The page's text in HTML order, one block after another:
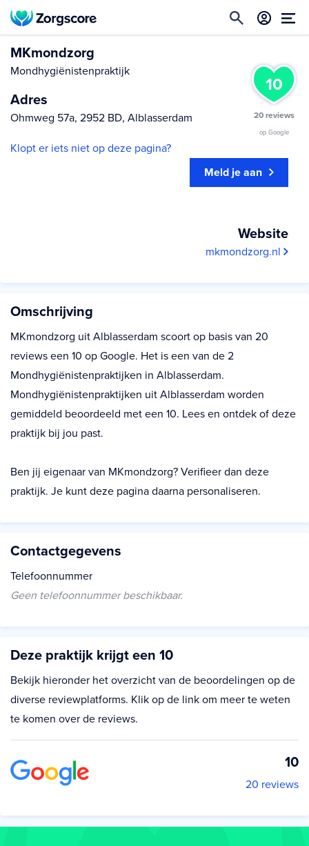
10
20 reviews
op Google
MKmondzorg
Mondhygiënistenpraktijk
Adres
Ohmweg 57a, 2952 BD, Alblasserdam
Klopt er iets niet op deze pagina?
Meld je aan
Website
mkmondzorg.nl
Omschrijving
MKmondzorg uit Alblasserdam scoort op basis van 20
reviews een 10 op Google. Het is een van de 2
Mondhygiënistenpraktijken in Alblasserdam.
Mondhygiënistenpraktijken uit Alblasserdam worden
gemiddeld beoordeeld met een 10. Lees en ontdek of deze
praktijk bij jou past.
Ben jij eigenaar van MKmondzorg? Verifieer dan deze
praktijk. Je kunt deze pagina daarna personaliseren.
Contactgegevens
Telefoonnummer
Geen telefoonnummer beschikbaar.
Deze praktijk krijgt een 10
Bekijk hieronder het overzicht van de beoordelingen op de
diverse reviewplatforms. Klik op de link om meer te weten
te komen over de reviews.
10
20 reviews